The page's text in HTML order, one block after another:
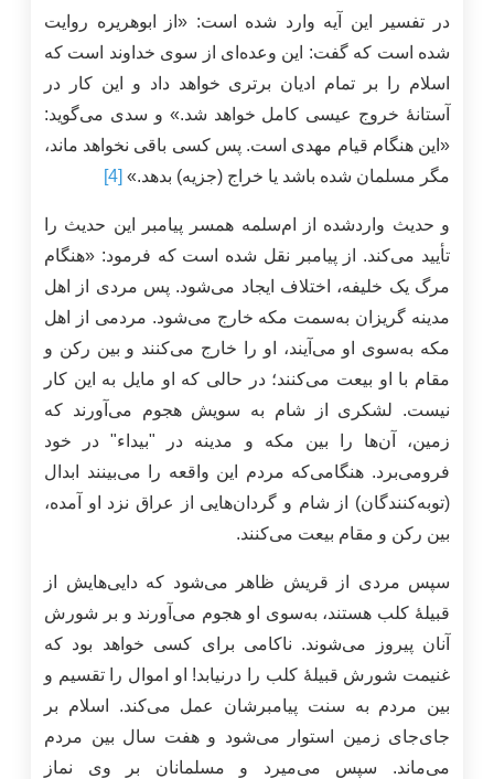
در تفسیر این آیه وارد شده است: «از ابوهریره روایت
شده است که گفت: این وعده‌ای از سوی خداوند است که
اسلام را بر تمام ادیان برتری خواهد داد و این کار در
آستانۀ خروج عیسی کامل خواهد شد.» و سدی می‌گوید:
«این هنگام قیام مهدی است. پس کسی باقی نخواهد ماند،
مگر مسلمان شده باشد یا خراج (جزیه) بدهد.» [4]
و حدیث واردشده از ام‌سلمه همسر پیامبر این حدیث را
تأیید می‌کند. از پیامبر نقل شده است که فرمود: «هنگام
مرگ یک خلیفه، اختلاف ایجاد می‌شود. پس مردی از اهل
مدینه گریزان به‌سمت مکه خارج می‌شود. مردمی از اهل
مکه به‌سوی او می‌آیند، او را خارج می‌کنند و بین رکن و
مقام با او بیعت می‌کنند؛ در حالی که او مایل به این کار
نیست. لشکری از شام به سویش هجوم می‌آورند که
زمین، آن‌ها را بین مکه و مدینه در "بيداء" در خود
فرومی‌برد. هنگامی‌که مردم این واقعه را می‌بینند ابدال
(توبه‌کنندگان) از شام و گردان‌هایی از عراق نزد او آمده،
بین رکن و مقام بیعت می‌کنند.
سپس مردی از قریش ظاهر می‌شود که دایی‌هایش از
قبيلۀ كلب هستند، به‌سوی او هجوم می‌آورند و بر شورش
آنان پیروز می‌شوند. ناکامی برای کسی خواهد بود که
غنیمت شورش قبيلۀ كلب را درنیابد! او اموال را تقسیم و
بین مردم به سنت پیامبرشان عمل می‌کند. اسلام بر
جای‌جای زمین استوار می‌شود و هفت سال بین مردم
می‌ماند. سپس می‌میرد و مسلمانان بر وی نماز